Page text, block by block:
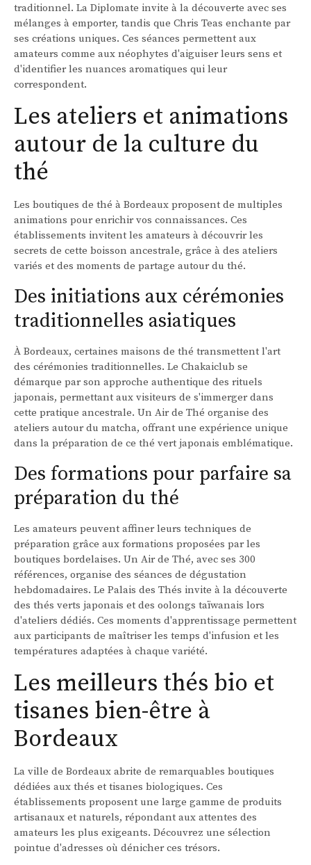
traditionnel. La Diplomate invite à la découverte avec ses
mélanges à emporter, tandis que Chris Teas enchante par
ses créations uniques. Ces séances permettent aux
amateurs comme aux néophytes d'aiguiser leurs sens et
d'identifier les nuances aromatiques qui leur
correspondent.
Les ateliers et animations
autour de la culture du
thé
Les boutiques de thé à Bordeaux proposent de multiples
animations pour enrichir vos connaissances. Ces
établissements invitent les amateurs à découvrir les
secrets de cette boisson ancestrale, grâce à des ateliers
variés et des moments de partage autour du thé.
Des initiations aux cérémonies
traditionnelles asiatiques
À Bordeaux, certaines maisons de thé transmettent l'art
des cérémonies traditionnelles. Le Chakaiclub se
démarque par son approche authentique des rituels
japonais, permettant aux visiteurs de s'immerger dans
cette pratique ancestrale. Un Air de Thé organise des
ateliers autour du matcha, offrant une expérience unique
dans la préparation de ce thé vert japonais emblématique.
Des formations pour parfaire sa
préparation du thé
Les amateurs peuvent affiner leurs techniques de
préparation grâce aux formations proposées par les
boutiques bordelaises. Un Air de Thé, avec ses 300
références, organise des séances de dégustation
hebdomadaires. Le Palais des Thés invite à la découverte
des thés verts japonais et des oolongs taïwanais lors
d'ateliers dédiés. Ces moments d'apprentissage permettent
aux participants de maîtriser les temps d'infusion et les
températures adaptées à chaque variété.
Les meilleurs thés bio et
tisanes bien-être à
Bordeaux
La ville de Bordeaux abrite de remarquables boutiques
dédiées aux thés et tisanes biologiques. Ces
établissements proposent une large gamme de produits
artisanaux et naturels, répondant aux attentes des
amateurs les plus exigeants. Découvrez une sélection
pointue d'adresses où dénicher ces trésors.